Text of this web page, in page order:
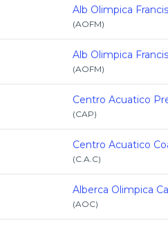
Alb Olimpica
(AOFM)
Alb Olimpica
(AOFM)
Centro Acuatico
(CAP)
Centro Acuatico
(C.A.C)
Alberca Olimpica
(AOC)